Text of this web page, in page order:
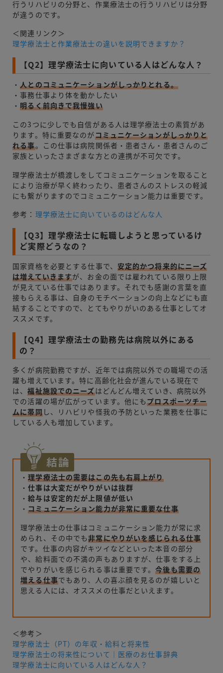
行うリハビリの分野と、作業療法士の行うリハビリは分野
が違うのです。
＜関連リンク＞
理学療法士と作業療法士の違いを説明できますか？
【Q2】理学療法士に向いている人はどんな人？
・人とのコミュニケーションがしっかりとれる。
・事務仕事より体を動かしたい
・明るく前向きで我慢強い
この3つに少しでも自信がある人は理学療法士の素質があ
ります。特に重要なのがコミュニケーションがしっかりと
れる事。この仕事は病院関係者・患者さん・患者さんのご
家族といったさまざまな方との連携が不可欠です。
理学療法士が橋渡しをしてコミュニケーションを取ること
により治療が早く終わったり、患者さんのストレスの軽減
にも繋がりますのでコミュニケーション能力は重要です。
参考： 理学療法士に向いているのはどんな人
【Q3】理学療法士に転職しようと思っているけ
ど実際どうなの？
国家資格を必要とする仕事で、 安定的かつ将来的にニーズ
は増えていきますが、お金の面では雇われている限り上限
が見えている仕事ではあります。それでも感謝の言葉を直
接もらえる事は、自身のモチベーションの向上などにも直
結することですので、とてもやりがいのある仕事としてオ
ススメです。
【Q4】理学療法士の勤務先は病院以外にある
の？
多くが病院勤務ですが、近年では病院以外での職場での活
躍も増えています。特に高齢化社会が進んでいる現在で
は、福祉施設でのニーズはどんどん増えていき、病院以外
での活躍の場が広がっています。他にもプロスポーツチー
ムに帯同し、リハビリや怪我の予防といった業務を仕事に
している人も増加しています。
・理学療法士の需要はこの先も右肩上がり
・仕事は大変だがやりがいは抜群
・給与は安定的だが上限値が低い
・コミュニケーション能力が非常に重要な仕事
理学療法士の仕事はコミュニケーション能力が常に求
められ、その中でも非常にやりがいを感じられる仕事
です。仕事の内容がキツイなどといった本音の部分
や、給料面での不満の声もありますが、仕事をする上
でやりがいを感じられる事は重要です。今後も需要の
増える仕事でもあり、人の喜ぶ顔を見るのが嬉しいと
思える人には、オススメの仕事だといえます。
＜参考＞
理学療法士（PT）の年収・給料と将来性
理学療法士の将来性について｜医療のお仕事辞典
理学療法士に向いている人はどんな人？